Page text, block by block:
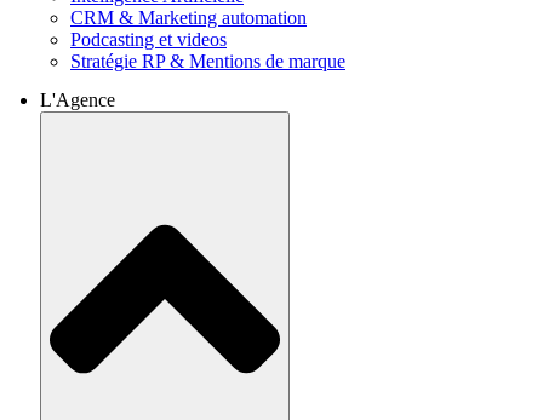
CRM & Marketing automation
Podcasting et videos
Stratégie RP & Mentions de marque
L'Agence